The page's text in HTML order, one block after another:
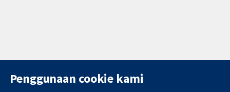
Penggunaan cookie kami